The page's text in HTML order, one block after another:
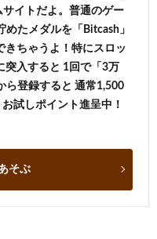
イトだよ。普通のゲー
たメダルを「Bitcash」
きちゃうよ！特にスロッ
突入すると 1回で「3万
ら登録すると 通常1,500
試しポイント進呈中！
そぶ